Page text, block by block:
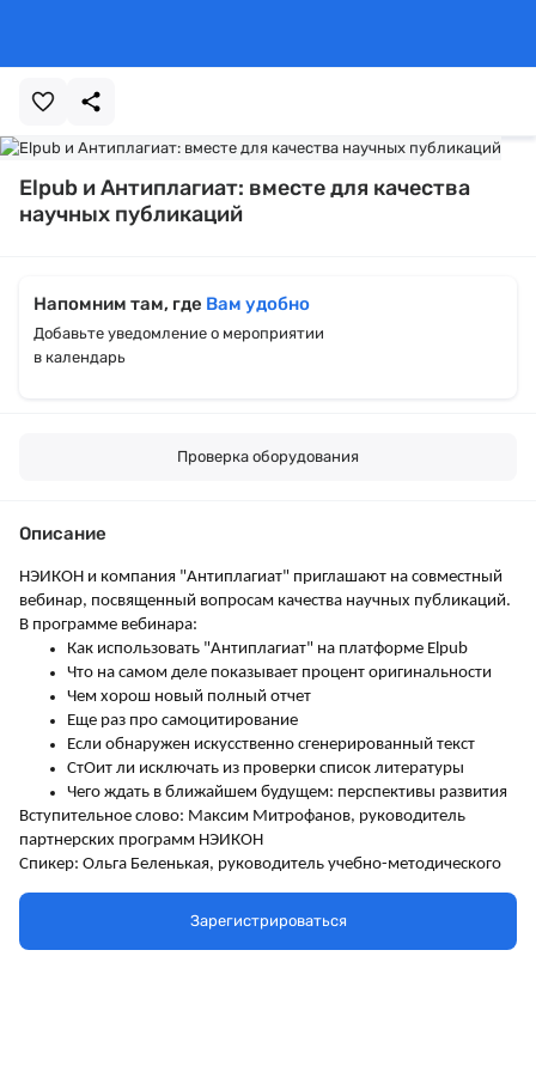
Elpub и Антиплагиат: вместе для качества
научных публикаций
Напомним там, где Вам удобно
Добавьте уведомление о мероприятии
в календарь
Проверка оборудования
Описание
НЭИКОН и компания "Антиплагиат" приглашают на совместный
вебинар, посвященный вопросам качества научных публикаций.
В программе вебинара:
Как использовать "Антиплагиат" на платформе Elpub
Что на самом деле показывает процент оригинальности
Чем хорош новый полный отчет
Еще раз про самоцитирование
Если обнаружен искусственно сгенерированный текст
СтОит ли исключать из проверки список литературы
Чего ждать в ближайшем будущем: перспективы развития
Вступительное слово: Максим Митрофанов, руководитель
партнерских программ НЭИКОН
Спикер: Ольга Беленькая, руководитель учебно-методического
центра компании Антиплагиат
Ответы на вопросы: Алексей Скалабан, эксперт НЭИКОН
Зарегистрироваться